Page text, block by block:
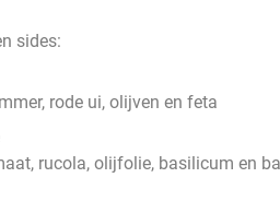
sides:
rode ui, olijven en feta
rucola, olijfolie, basilicum en